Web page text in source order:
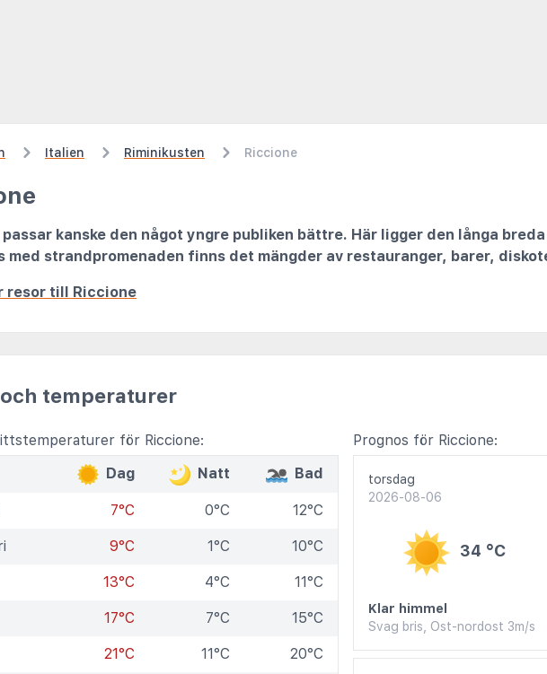
Italien Riminikusten Riccione
passar kanske den något yngre publiken bättre. Här ligger den långa
med strandpromenaden finns det mängder av restauranger, barer,
resor till Riccione
temperaturer
för Riccione:
Dag
Natt Bad
7°C 0°C 12°C
9°C 1°C 10°C
13°C 4°C 11°C
17°C 7°C 15°C
21°C 11°C 20°C
Prognos för Riccione:
torsdag
2026-08-06
34 °C
Klar himmel
Svag bris, Ost-nordost 3m/s